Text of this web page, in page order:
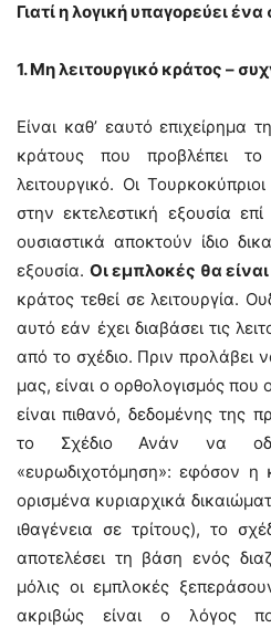
Γιατί η λογική υπαγορεύει
1. Μη λειτουργικό κράτος –
Είναι καθ’ εαυτό επιχείρημα
κράτους που προβλέπει
λειτουργικό. Οι
στην εκτελεστική εξουσία
ουσιαστικά αποκτούν ίδιο
εξουσία. Οι εμπλοκές θα
κράτος τεθεί σε λειτουργία.
αυτό εάν έχει διαβάσει τις
από το σχέδιο. Πριν προλάβει
μας, είναι ο ορθολογισμός που
είναι πιθανό, δεδομένης της
το Σχέδιο Ανάν να
«ευρωδιχοτόμηση»: εφόσον η
ορισμένα κυριαρχικά
ιθαγένεια σε τρίτους), το
αποτελέσει τη βάση ενός
μόλις οι εμπλοκές
ακριβώς είναι ο λόγος